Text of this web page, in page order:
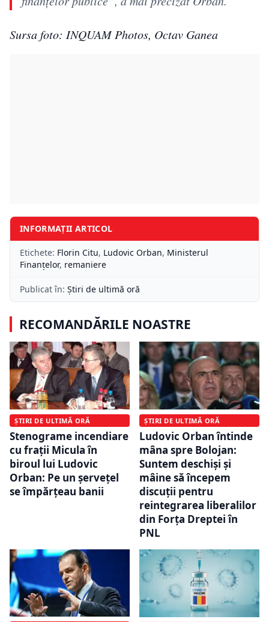
Sursa foto: INQUAM Photos, Octav Ganea
INFORMAȚII ARTICOL
Etichete: Florin Citu, Ludovic Orban, Ministerul
Finanțelor, remaniere
Publicat în: Știri de ultimă oră
RECOMANDĂRILE NOASTRE
ȘTIRI DE ULTIMĂ ORĂ
Stenograme incendiare
cu frații Micula în
biroul lui Ludovic
Orban: Pe un șervețel
se împărțeau banii
ȘTIRI DE ULTIMĂ ORĂ
Ludovic Orban întinde
mâna spre Bolojan:
Suntem deschişi şi
mâine să începem
discuţii pentru
reintegrarea liberalilor
din Forţa Dreptei în
PNL